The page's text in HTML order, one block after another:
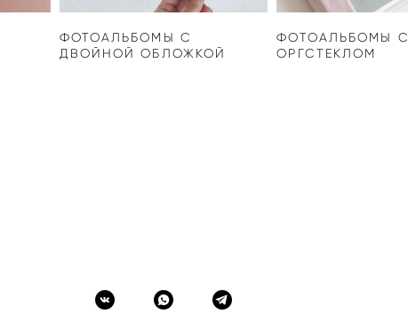
ФОТОАЛЬБОМЫ С
ДВОЙНОЙ ОБЛОЖКОЙ
ФОТОАЛЬБОМЫ С
ОРГСТЕКЛОМ